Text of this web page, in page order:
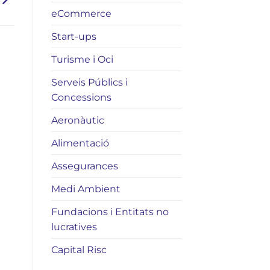
eCommerce
Start-ups
Turisme i Oci
Serveis Públics i
Concessions
Aeronàutic
Alimentació
Assegurances
Medi Ambient
Fundacions i Entitats no
lucratives
Capital Risc